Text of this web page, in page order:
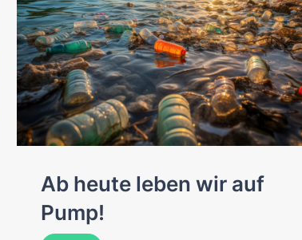
Ab heute leben wir auf
Pump!